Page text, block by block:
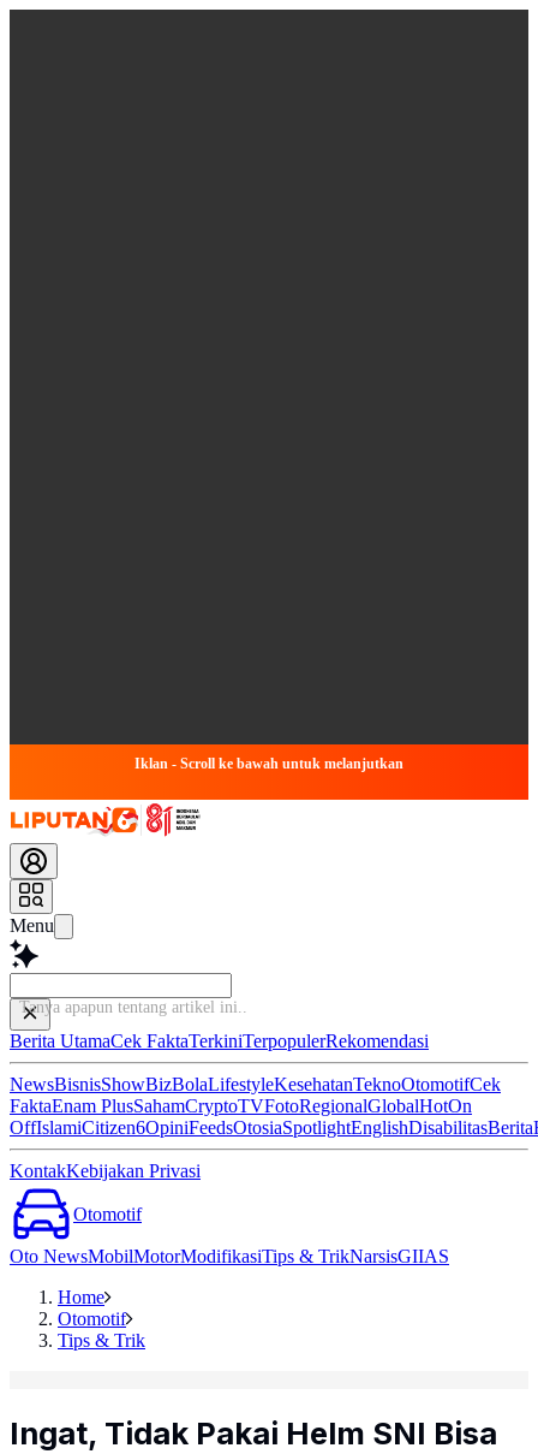
Iklan - Scroll ke bawah untuk melanjutkan
Menu
Tanya apapun tentang artik
Berita UtamaCek FaktaTerkiniTerpopulerRekomendasi
NewsBisnisShowBizBolaLifestyleKesehatanTeknoOtomotifCek
FaktaEnam PlusSahamCryptoTVFotoRegionalGlobalHotOn
OffIslamiCitizen6OpiniFeedsOtosiaSpotlightEnglishDisabilitasBerita
KontakKebijakan Privasi
Otomotif
Oto NewsMobilMotorModifikasiTips & TrikNarsisGIIAS
Home
Otomotif
Tips & Trik
Ingat, Tidak Pakai Helm SNI Bisa